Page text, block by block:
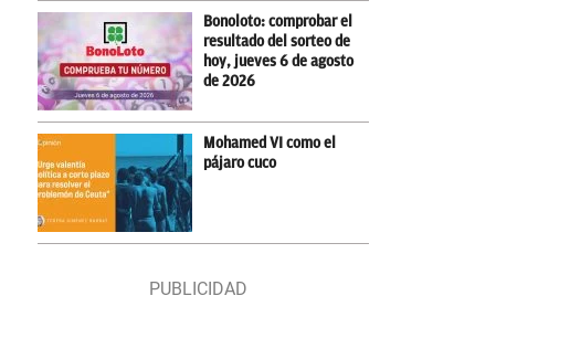
Bonoloto: comprobar el
resultado del sorteo de
hoy, jueves 6 de agosto
de 2026
Mohamed VI como el
pájaro cuco